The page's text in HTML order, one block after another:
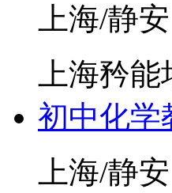
上海/静
上海矜
初中化学
上海/静